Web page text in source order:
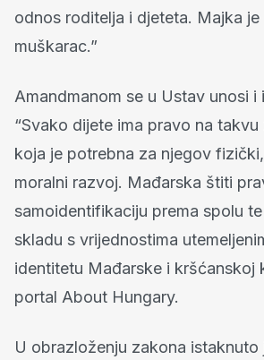
odnos roditelja i djeteta. Majka
muškarac.”
Amandmanom se u Ustav unosi i
“Svako dijete ima pravo na
koja je potrebna za njegov
moralni razvoj. Mađarska štiti
samoidentifikaciju prema spolu
skladu s vrijednostima
identitetu Mađarske i kršćanskoj
portal About Hungary.
U obrazloženju zakona istaknuto